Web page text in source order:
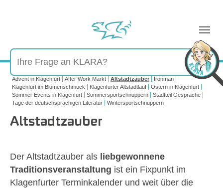
Sie sind hier:
Advent in Klagenfurt After Work Markt Altstadtzauber
Ironman
Klagenfurt im Blumenschmuck
Klagenfurter Altstadtlauf
Ostern in Klagenfurt
Sommer Events in Klagenfurt
Sommersportschnuppern
Stadtteil Gespräche
Tage der deutschsprachigen Literatur
Wintersportschnuppern
Altstadtzauber
Der Altstadtzauber als liebgewonnene
Traditionsveranstaltung ist ein Fixpunkt im
Klagenfurter Terminkalender und weit über die